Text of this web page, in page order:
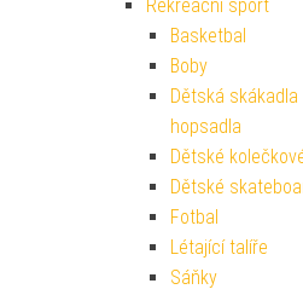
Rekreační sport
Basketbal
Boby
Dětská skákadla
hopsadla
Dětské
Dětské
Fotbal
Létající talíře
Sáňky